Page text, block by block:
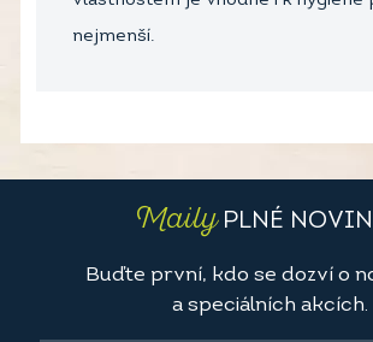
nejmenší.
MailyPLNÉ
Buďte první, kdo se dozví o
a speciálních akcích.